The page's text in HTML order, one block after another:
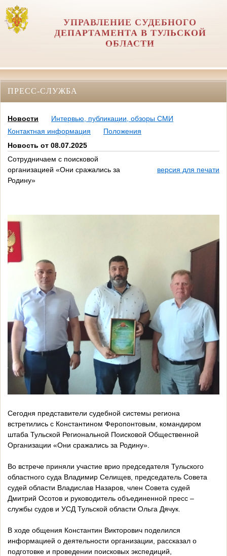
УПРАВЛЕНИЕ СУДЕБНОГО
ДЕПАРТАМЕНТА В ТУЛЬСКОЙ
ОБЛАСТИ
ПРЕСС-СЛУЖБА
Новости
Интервью, публикации, обзоры СМИ
Контактная информация
Положения
Новость от 08.07.2025
Сотрудничаем с поисковой
организацией «Они сражались за
Родину»
версия для печати
Сегодня представители судебной системы региона
встретились с Константином Феропонтовым, командиром
штаба Тульской Региональной Поисковой Общественной
Организации «Они сражались за Родину».
Во встрече приняли участие врио председателя Тульского
областного суда Владимир Селищев, председатель Совета
судей области Владислав Назаров, член Совета судей
Дмитрий Осотов и руководитель объединенной пресс –
службы судов и УСД Тульской области Ольга Дячук.
В ходе общения Константин Викторович поделился
информацией о деятельности организации, рассказал о
подготовке и проведении поисковых экспедиций,